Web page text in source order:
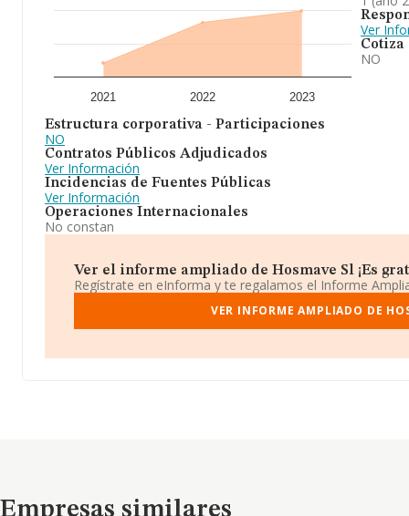
2021 2022 2023
Estructura corporativa - Participaciones
NO
Contratos Públicos Adjudicados
Ver Información
Incidencias de Fuentes Públicas
Ver Información
Operaciones Internacionales
No constan
Ver
Cotiza
NO
Ver el informe ampliado de Hosmave Sl ¡Es
Regístrate en eInforma y te regalamos el Informe
VER INFORME AMPLIADO DE
Empresas similares
Empresas similares